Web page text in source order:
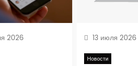
2026 13 июля 2026
Новости